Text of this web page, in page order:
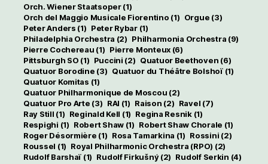
Orch. Wiener Staatsoper(1)
Orch del Maggio Musicale Fiorentino (1) Orgue (3)
Peter Anders (1) Peter Rybar(1)
Philadelphia Orchestra (2) Philharmonia Orchestra (9)
Pierre Cochereau (1) Pierre Monteux (6)
Pittsburgh SO (1) Puccini (2) Quatuor Beethoven (6)
Quatuor Borodine (3) Quatuor du Théâtre Bolshoï(1)
Quatuor Komitas (1)
Quatuor Philharmonique de Moscou (2)
Quatuor Pro Arte (3) RAI (1) Raison (2) Ravel (7)
Ray Still (1) Reginald Kell (1) Regina Resnik(1)
Respighi (1) Robert Shaw(1) Robert Shaw Chorale (1)
Roger Désormière (1) Rosa Tamarkina (1) Rossini (2)
Roussel (1) Royal Philharmonic Orchestra (RPO) (2)
Rudolf Barshaï (1) Rudolf Firkušný(2) Rudolf Serkin (4)